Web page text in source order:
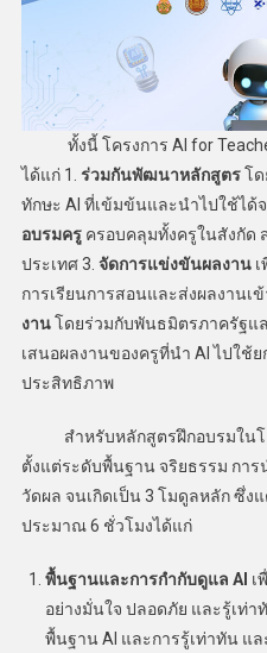
ทั้งนี้ โครงการ AI for
ได้แก่ 1. ร่วมกันพัฒนาหลักสูตรโด
ทักษะ AI ที่เข้มข้นและนำไปใช้ได้จ
อบรมครู ครอบคลุมทั้งครูในสังกัด
ประเทศ 3. จัดการแข่งขันผลงานเ
การเรียนการสอนและส่งผลงานเ
งานโดยร่วมกับพันธมิตรภาครัฐแ
เสนอผลงานของครูที่นำ AI ไปใช้
ประสิทธิภาพ
สำหรับหลักสูตรฝึกอบรมในโค
ตั้งแต่ระดับพื้นฐาน จริยธรรม กา
วัดผล จนเกิดเป็น 3 โมดูลหลัก ซึ่ง
ประมาณ 6 ชั่วโมงได้แก่
พื้นฐานและการกำกับดูแล AI เ
อย่างมั่นใจ ปลอดภัย และรู้เท่
พื้นฐาน AI และการรู้เท่าทัน แ